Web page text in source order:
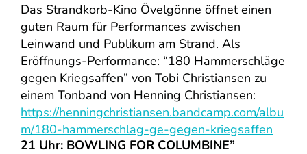
Das Strandkorb-Kino Övelgönne öffnet einen
guten Raum für Performances zwischen
Leinwand und Publikum am Strand. Als
Eröffnungs-Performance: “180 Hammerschläge
gegen Kriegsaffen” von Tobi Christiansen zu
einem Tonband von Henning Christiansen:
https://henningchristiansen.bandcamp.com/albu
m/180-hammerschlag-ge-gegen-kriegsaffen
21 Uhr: BOWLING FOR COLUMBINE”